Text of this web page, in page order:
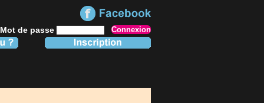
Mot de passe